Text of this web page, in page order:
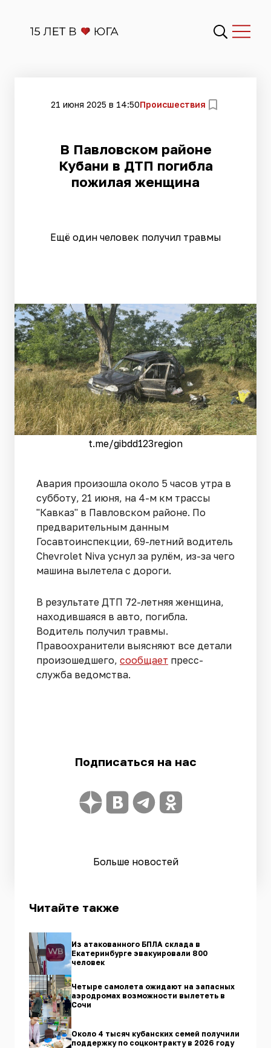
21 июня 2025 в 14:50Происшествия
В Павловском районе
Кубани в ДТП погибла
пожилая женщина
Ещё один человек получил травмы
t.me/gibdd123region
Авария произошла около 5 часов утра в
субботу, 21 июня, на 4-м км трассы
"Кавказ" в Павловском районе. По
предварительным данным
Госавтоинспекции, 69-летний водитель
Chevrolet Niva уснул за рулём, из-за чего
машина вылетела с дороги.
В результате ДТП 72-летняя женщина,
находившаяся в авто, погибла.
Водитель получил травмы.
Правоохранители выясняют все детали
произошедшего, сообщает пресс-
служба ведомства.
Подписаться на нас
Больше новостей
Читайте также
Из атакованного БПЛА склада в
Екатеринбурге эвакуировали 800
человек
Четыре самолета ожидают на запасных
аэродромах возможности вылететь в
Сочи
Около 4 тысяч кубанских семей получили
поддержку по соцконтракту в 2026 году